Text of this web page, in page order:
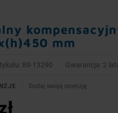
mm
89-13290 Gwarancja: 2
Dodaj swoją recenzję